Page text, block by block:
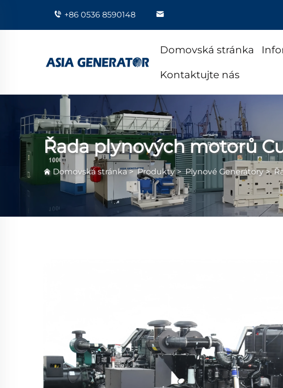
+86 0536 8590148
Domovská stránka
Kontaktujte nás
Řada plynových motorů
Domovská stránka>Produkty>Plynové Generátory>